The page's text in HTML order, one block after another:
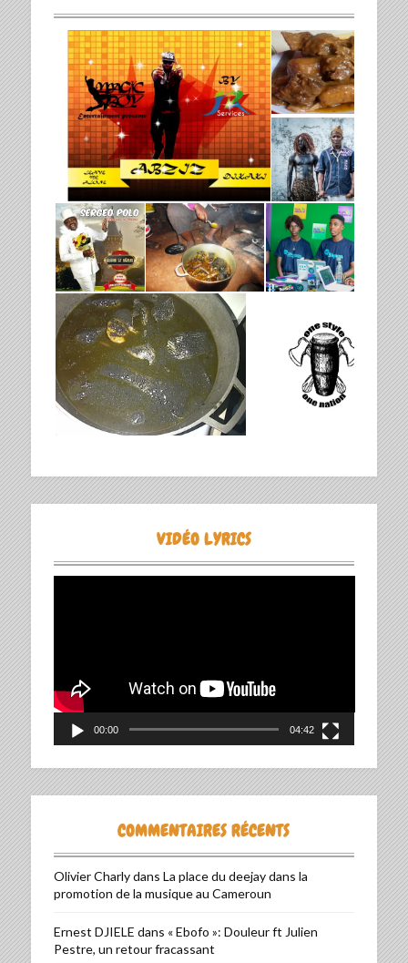
VIDÉO LYRICS
00:00 04:42
COMMENTAIRES RÉCENTS
Olivier Charlydans La place du deejay dans la
promotion de la musique au Cameroun
Ernest DJIELE dans « Ebofo »: Douleur ft Julien
Pestre, un retour fracassant